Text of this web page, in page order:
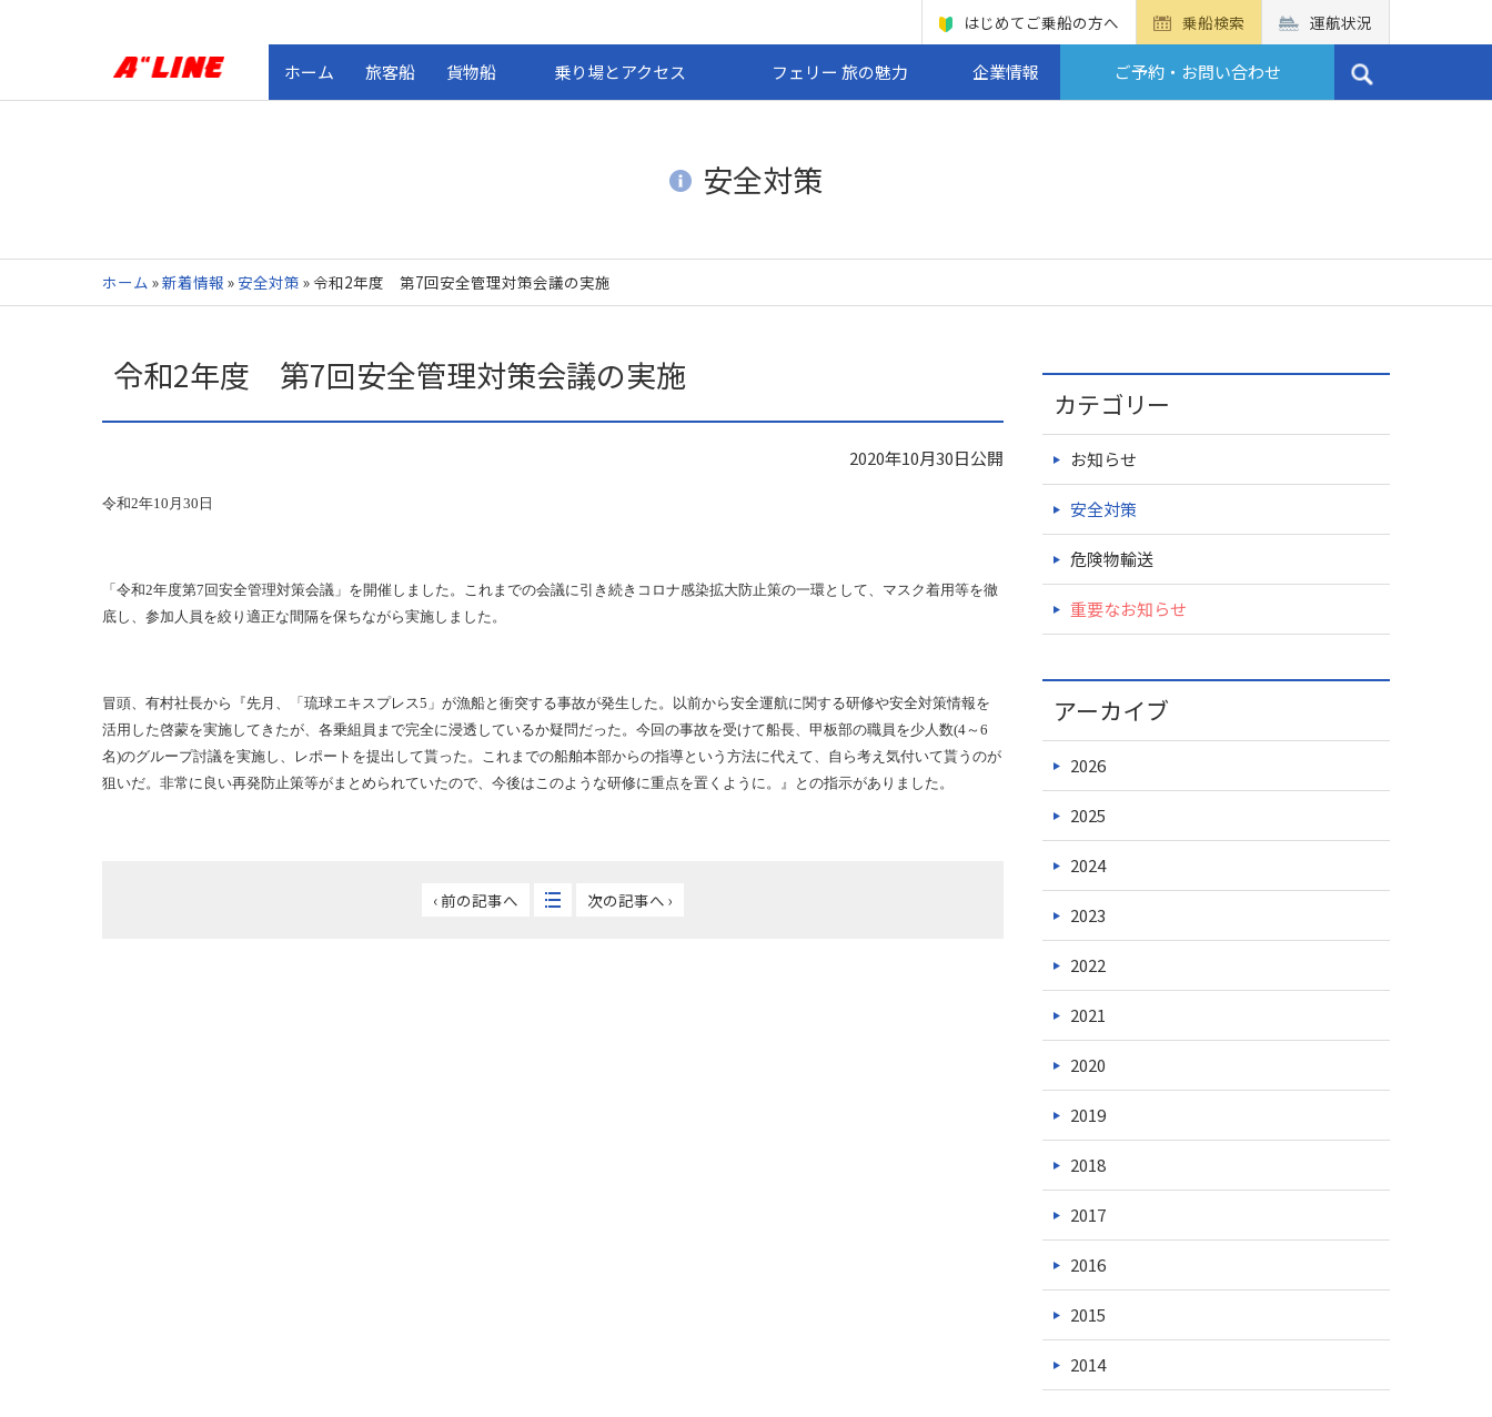
はじめてご乗船の方へ 乗船検索 運航状況
ホーム 旅客船 貨物船 乗り場とアクセス フェリー 旅の魅力 企業情報 ご予約・お問い合わせ
安全対策
ホーム »新着情報 » 安全対策 » 令和2年度 第7回安全管理対策会議の実施
令和2年度 第7回安全管理対策会議の実施
2020年10月30日公開
令和2年10 月 30 日
「令和2年度第7 回安全管理対策会議」を開催しました。これまでの会議に引き続きコロナ感染拡大防止策の一環として、マスク着用等を徹
底し、参加人員を絞り適正な間隔を保ちながら実施しました。
冒頭、有村社長から『先月、「琉球エキスプレス5 」が漁船と衝突する事故が発生した。以前から安全運航に関する研修や安全対策情報を
活用した啓蒙を実施してきたが、各乗組員まで完全に浸透しているか疑問だった。今回の事故を受けて船長、甲板部の職員を少人数(4～6
名)のグループ討議を実施し、レポートを提出して貰った。これまでの船舶本部からの指導という方法に代えて、自ら考え気付いて貰うのが
狙いだ。非常に良い再発防止策等がまとめられていたので、今後はこのような研修に重点を置くように。』との指示がありました。
‹ 前の記事へ 次の記事へ ›
カテゴリー
お知らせ
安全対策
危険物輸送
重要なお知らせ
アーカイブ
2026
2025
2024
2023
2022
2021
2020
2019
2018
2017
2016
2015
2014